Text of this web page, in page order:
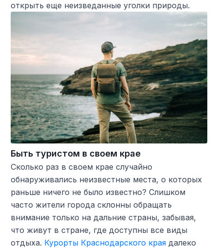
открыть еще неизведанные уголки природы.
Быть туристом в своем крае
Сколько раз в своем крае случайно
обнаруживались неизвестные места, о которых
раньше ничего не было известно? Слишком
часто жители города склонны обращать
внимание только на дальние страны, забывая,
что живут в стране, где доступны все виды
отдыха. Курорты Краснодарского края далеко